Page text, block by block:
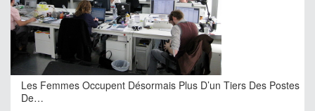
Les Femmes Occupent Désormais Plus D’un Tiers Des Postes
De…